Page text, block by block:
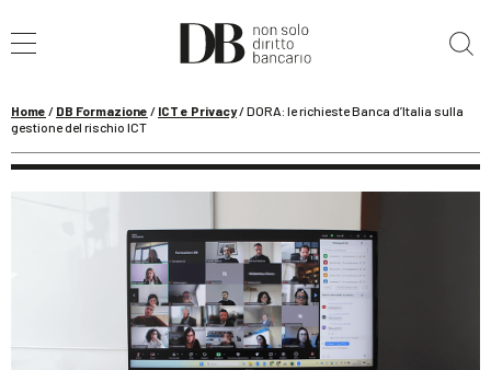
Home / DB Formazione / ICT e Privacy/DORA: le richieste Banca d’Italia sulla
gestione del rischio ICT